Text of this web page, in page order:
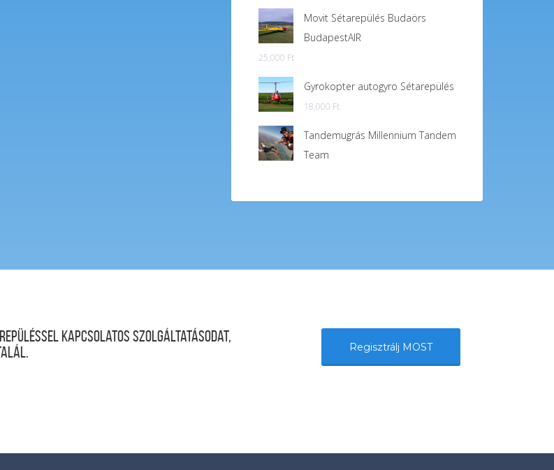
Movit Sétarepülés Budaörs
BudapestAIR
25,000 Ft
Gyrokopter autogyro Sétarepülés
18,000 Ft
Tandemugrás Millennium Tandem
Team
repüléssel kapcsolatos szolgáltatásodat,
Regisztrálj MOST